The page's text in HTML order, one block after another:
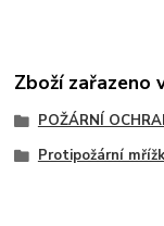
Zboží zařazeno
POŽÁRNÍ
Protipožární